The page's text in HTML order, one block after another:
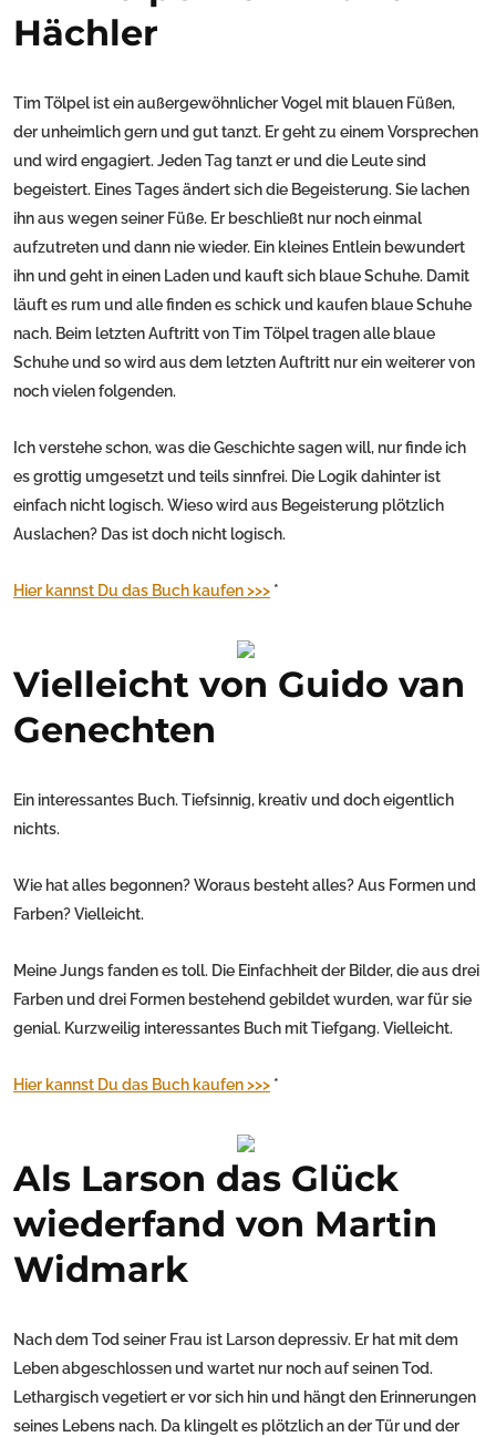
Hächler
Tim Tölpel ist ein außergewöhnlicher Vogel mit blauen Füßen,
der unheimlich gern und gut tanzt. Er geht zu einem Vorsprechen
und wird engagiert. Jeden Tag tanzt er und die Leute sind
begeistert. Eines Tages ändert sich die Begeisterung. Sie lachen
ihn aus wegen seiner Füße. Er beschließt nur noch einmal
aufzutreten und dann nie wieder. Ein kleines Entlein bewundert
ihn und geht in einen Laden und kauft sich blaue Schuhe. Damit
läuft es rum und alle finden es schick und kaufen blaue Schuhe
nach. Beim letzten Auftritt von Tim Tölpel tragen alle blaue
Schuhe und so wird aus dem letzten Auftritt nur ein weiterer von
noch vielen folgenden.
Ich verstehe schon, was die Geschichte sagen will, nur finde ich
es grottig umgesetzt und teils sinnfrei. Die Logik dahinter ist
einfach nicht logisch. Wieso wird aus Begeisterung plötzlich
Auslachen? Das ist doch nicht logisch.
Hier kannst Du das Buch kaufen >>> *
Vielleicht von Guido van
Genechten
Ein interessantes Buch. Tiefsinnig, kreativ und doch eigentlich
nichts.
Wie hat alles begonnen? Woraus besteht alles? Aus Formen und
Farben? Vielleicht.
Meine Jungs fanden es toll. Die Einfachheit der Bilder, die aus drei
Farben und drei Formen bestehend gebildet wurden, war für sie
genial. Kurzweilig interessantes Buch mit Tiefgang. Vielleicht.
Hier kannst Du das Buch kaufen >>> *
Als Larson das Glück
wiederfand von Martin
Widmark
Nach dem Tod seiner Frau ist Larson depressiv. Er hat mit dem
Leben abgeschlossen und wartet nur noch auf seinen Tod.
Lethargisch vegetiert er vor sich hin und hängt den Erinnerungen
seines Lebens nach. Da klingelt es plötzlich an der Tür und der